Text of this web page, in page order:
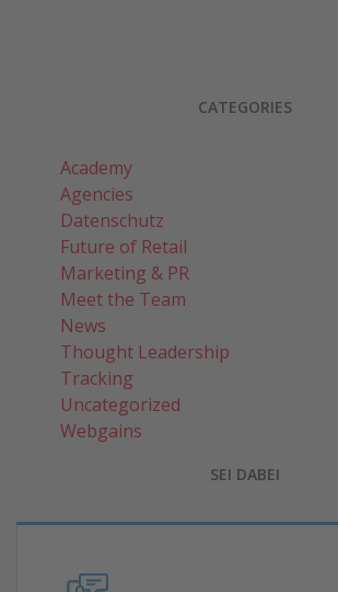
CATEGORIES
Academy
Agencies
Datenschutz
Future of Retail
Marketing & PR
Meet the Team
News
Thought Leadership
Tracking
Uncategorized
Webgains
SEI DABEI